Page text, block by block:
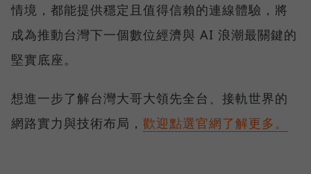
情境，都能提供穩定且值得信賴的連線體驗，將
成為推動台灣下一個數位經濟與 AI 浪潮最關鍵的
堅實底座。
想進一步了解台灣大哥大領先全台、接軌世界的
網路實力與技術布局， 歡迎點選官網了解更多。